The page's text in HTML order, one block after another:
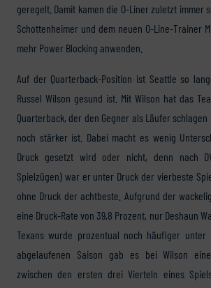
geregelt. Damit kamen die O-Liner zuletzt immer
Schottenheimer und dem neuen O-Line-Trainer
mehr Power Blocking anwenden.
Auf der Quarterback-Position ist Seattle so
Russel Wilson gesund ist. Mit Wilson hat das
Quarterback, der den Gegner als Läufer
noch stärker ist. Dabei macht es wenig
Druck gesetzt wird oder nicht, denn nach
Spielzügen) war er unter Druck der vierbeste
ohne Druck der achtbeste. Aufgrund der
eine Druck-Rate von 39,8 Prozent, nur Deshaun
Texans wurde prozentual noch häufiger unter
abgelaufenen Saison gab es bei Wilson
zwischen den ersten drei Vierteln eines